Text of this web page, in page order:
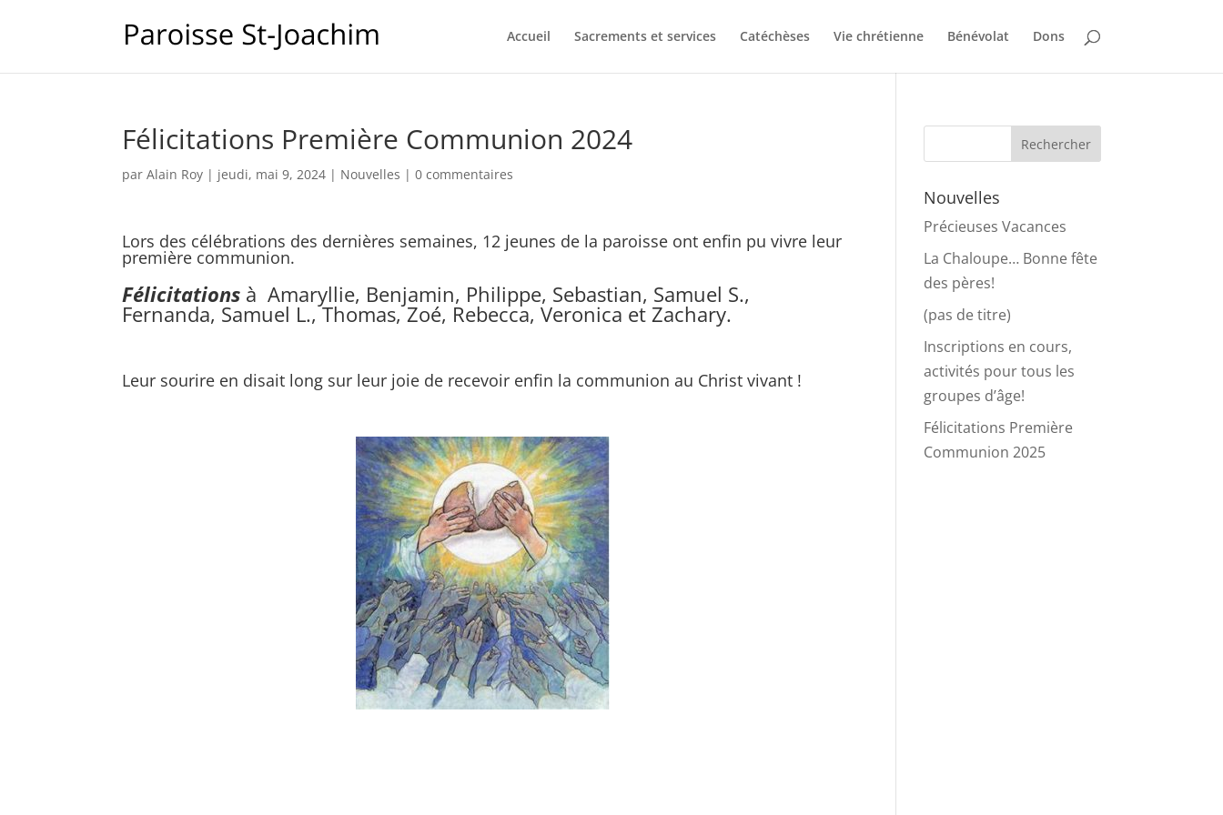
Accueil Sacrements et services Catéchèses Vie chrétienne Bénévolat Dons
Félicitations Première Communion 2024
parAlain Roy | jeudi, mai 9, 2024 | Nouvelles |0 commentaires
Lors des célébrations des dernières semaines, 12 jeunes de la paroisse ont enfin pu vivre leur
première communion.
Félicitations à Amaryllie, Benjamin, Philippe, Sebastian, Samuel S.,
Fernanda, Samuel L., Thomas, Zoé, Rebecca, Veronica et Zachary.
Leur sourire en disait long sur leur joie de recevoir enfin la communion au Christ vivant !
Nouvelles
Précieuses Vacances
La Chaloupe… Bonne fête
des pères!
(pas de titre)
Inscriptions en cours,
activités pour tous les
groupes d’âge!
Félicitations Première
Communion 2025